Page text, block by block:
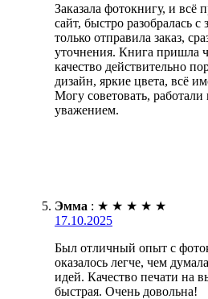
Заказала фотокнигу, и всё
сайт, быстро разобралась с
только отправила заказ,
уточнения. Книга пришла
качество действительно
дизайн, яркие цвета, всё
Могу советовать,
уважением.
Эмма : ★ ★ ★ ★ ★
17.10.2025
Был отличный опыт с
оказалось легче, чем
идей. Качество печати на
быстрая. Очень довольна!